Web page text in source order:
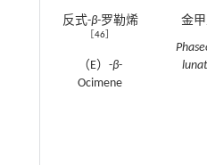
反式-β-罗勒烯
［46
（E）-β-
Ocimene
金